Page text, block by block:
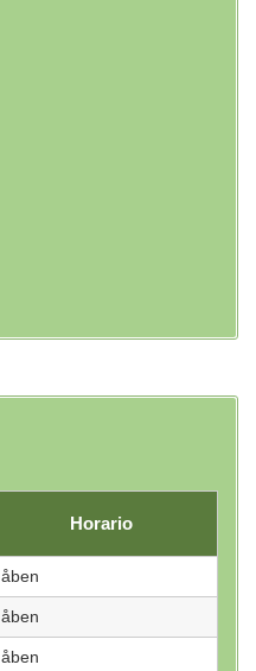
Horario
åben
åben
åben